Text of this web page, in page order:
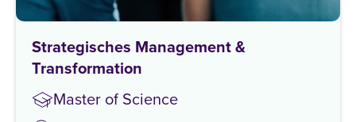
Strategisches Management &
Transformation
Master of Science